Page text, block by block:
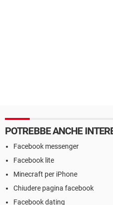
POTREBBE ANCHE
Facebook messenger
Facebook lite
Minecraft per iPhone
Chiudere pagina facebook
Facebook dating